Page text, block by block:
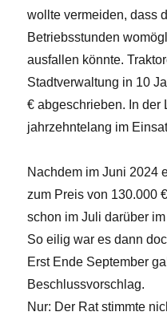
wollte vermeiden, dass
Betriebsstunden
ausfallen könnte.
Stadtverwaltung in 10
€ abgeschrieben. In der
jahrzehntelang im
Nachdem im Juni 2024
zum Preis von 130.000
schon im Juli darüber
So eilig war es dann
Erst Ende September
Beschlussvorschlag.
Nur: Der Rat stimmte